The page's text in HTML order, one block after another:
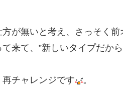
が無いと考え、さっそく前
来て、”新しいタイプだか
チャレンジです
。